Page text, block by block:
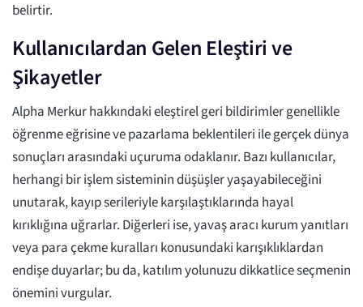
belirtir.
Kullanıcılardan Gelen Eleştiri ve
Şikayetler
Alpha Merkur hakkındaki eleştirel geri bildirimler genellikle
öğrenme eğrisine ve pazarlama beklentileri ile gerçek dünya
sonuçları arasındaki uçuruma odaklanır. Bazı kullanıcılar,
herhangi bir işlem sisteminin düşüşler yaşayabileceğini
unutarak, kayıp serileriyle karşılaştıklarında hayal
kırıklığına uğrarlar. Diğerleri ise, yavaş aracı kurum yanıtları
veya para çekme kuralları konusundaki karışıklıklardan
endişe duyarlar; bu da, katılım yolunuzu dikkatlice seçmenin
önemini vurgular.